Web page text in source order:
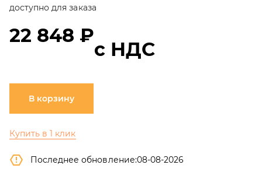
доступно для заказа
22 848 ₽
с НДС
В корзину
Купить в 1 клик
Последнее обновление:08-08-2026